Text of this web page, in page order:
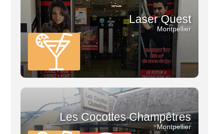
Laser Quest
Montpellier
Les Cocottes Champêtres
Montpellier